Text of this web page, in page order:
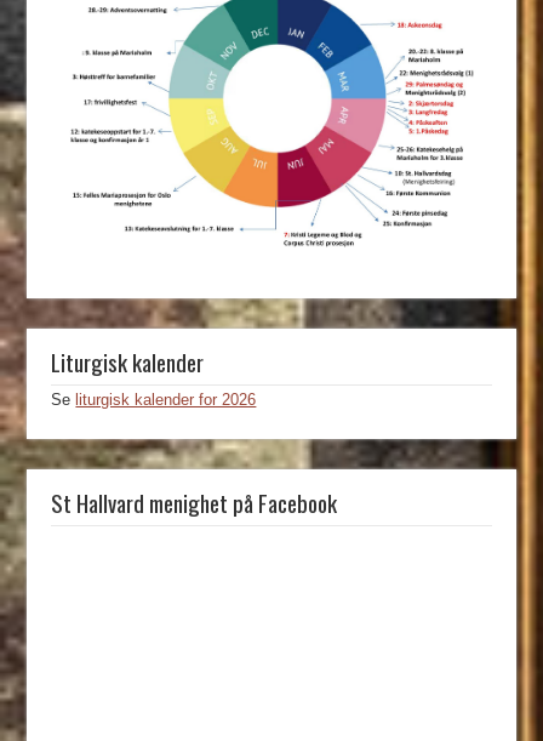
Liturgisk kalender
Seliturgisk kalender for 2026
St Hallvard menighet på Facebook